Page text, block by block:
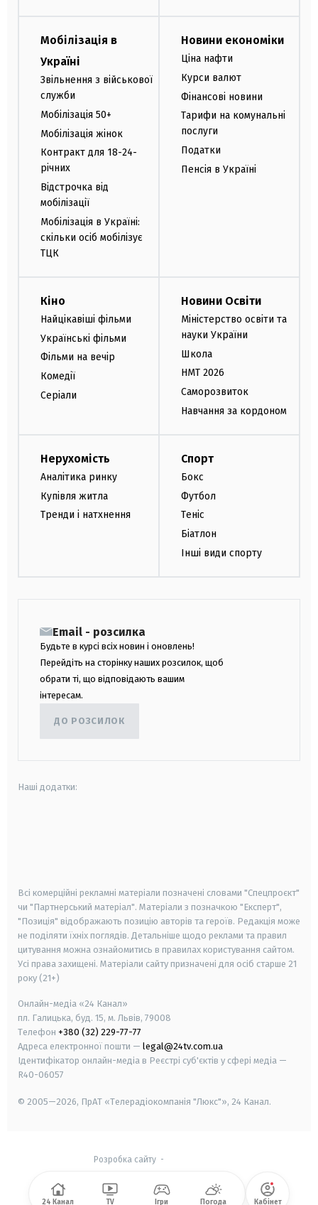
Мобілізація в
Україні
Звільнення з військової
служби
Мобілізація 50+
Мобілізація жінок
Контракт для 18-24-
річних
Відстрочка від
мобілізації
Мобілізація в Україні:
скільки осіб мобілізує
ТЦК
Новини економіки
Ціна нафти
Курси валют
Фінансові новини
Тарифи на комунальні
послуги
Податки
Пенсія в Україні
Кіно
Найцікавіші фільми
Українські фільми
Фільми на вечір
Комедії
Серіали
Новини Освіти
Міністерство освіти та
науки України
Школа
НМТ 2026
Саморозвиток
Навчання за кордоном
Нерухомість
Аналітика ринку
Купівля житла
Тренди і натхнення
Спорт
Бокс
Футбол
Теніс
Біатлон
Інші види спорту
Email - розсилка
Будьте в курсі всіх новин і оновлень!
Перейдіть на сторінку наших розсилок, щоб
обрати ті, що відповідають вашим
інтересам.
ДО РОЗСИЛОК
Наші додатки:
Всі комерційні рекламні матеріали позначені словами "Спецпроєкт"
чи "Партнерський матеріал". Матеріали з позначкою "Експерт",
"Позиція" відображають позицію авторів та героїв. Редакція може
не поділяти їхніх поглядів. Детальніше щодо реклами та правил
цитування можна ознайомитись в правилах користування сайтом.
Усі права захищені. Матеріали сайту призначені для осіб старше 21
року (21+)
Онлайн-медіа «24 Канал»
пл. Галицька, буд. 15, м. Львів, 79008
Телефон +380 (32) 229-77-77
Адреса електронної пошти — legal@24tv.com.ua
Ідентифікатор онлайн-медіа в Реєстрі суб'єктів у сфері медіа —
R40-06057
© 2005—2026, ПрАТ «Телерадіокомпанія "Люкс"», 24 Канал.
Розробка сайту-
24 Канал TV Ігри Погода Кабінет